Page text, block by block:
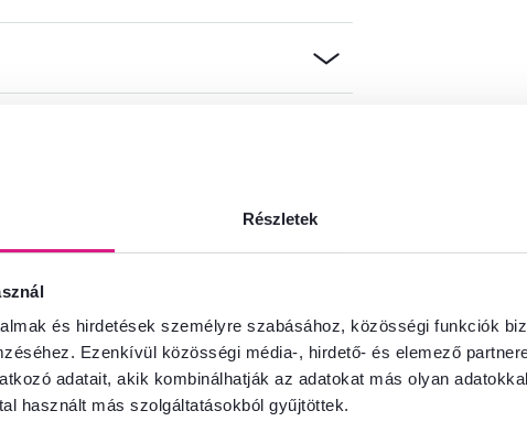
Részletek
és hirdetések személyre szabásához, közösségi funkciók
Ezenkívül közösségi média-, hirdető- és elemező
adatait, akik kombinálhatják az adatokat más olyan
használt más szolgáltatásokból gyűjtöttek.
információkat?
örömmel adunk tanácsot
Beszélgetés indítása